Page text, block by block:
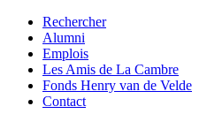
Rechercher
Alumni
Emplois
Les Amis de La Cambre
Fonds Henry van de Velde
Contact